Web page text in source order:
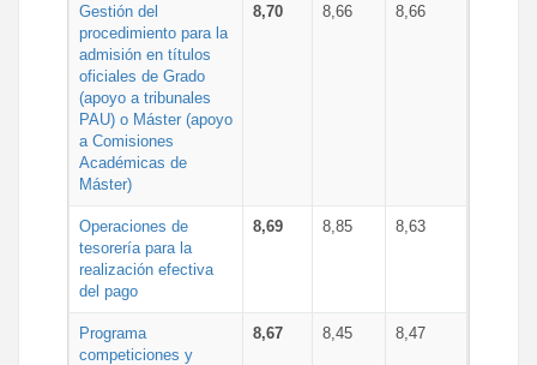
Gestión del
procedimiento para la
admisión en títulos
oficiales de Grado
(apoyo a tribunales
PAU) o Máster (apoyo
a Comisiones
Académicas de
Máster)
8,70 8,66 8,66
Operaciones de
tesorería para la
realización efectiva
del pago
8,69 8,85 8,63
Programa
competiciones y
8,67 8,45 8,47